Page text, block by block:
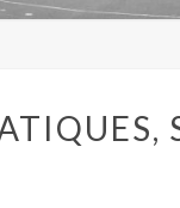
Toutes